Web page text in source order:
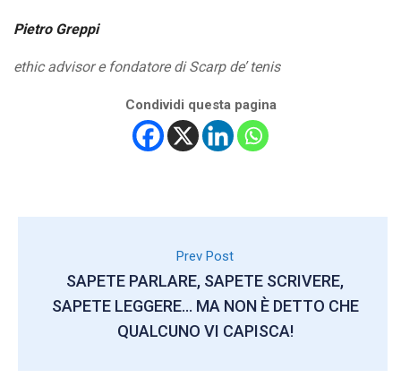
Pietro Greppi
ethic advisor e fondatore di Scarp de’ tenis
Condividi questa pagina
Prev Post
SAPETE PARLARE, SAPETE SCRIVERE,
SAPETE LEGGERE… MA NON È DETTO CHE
QUALCUNO VI CAPISCA!